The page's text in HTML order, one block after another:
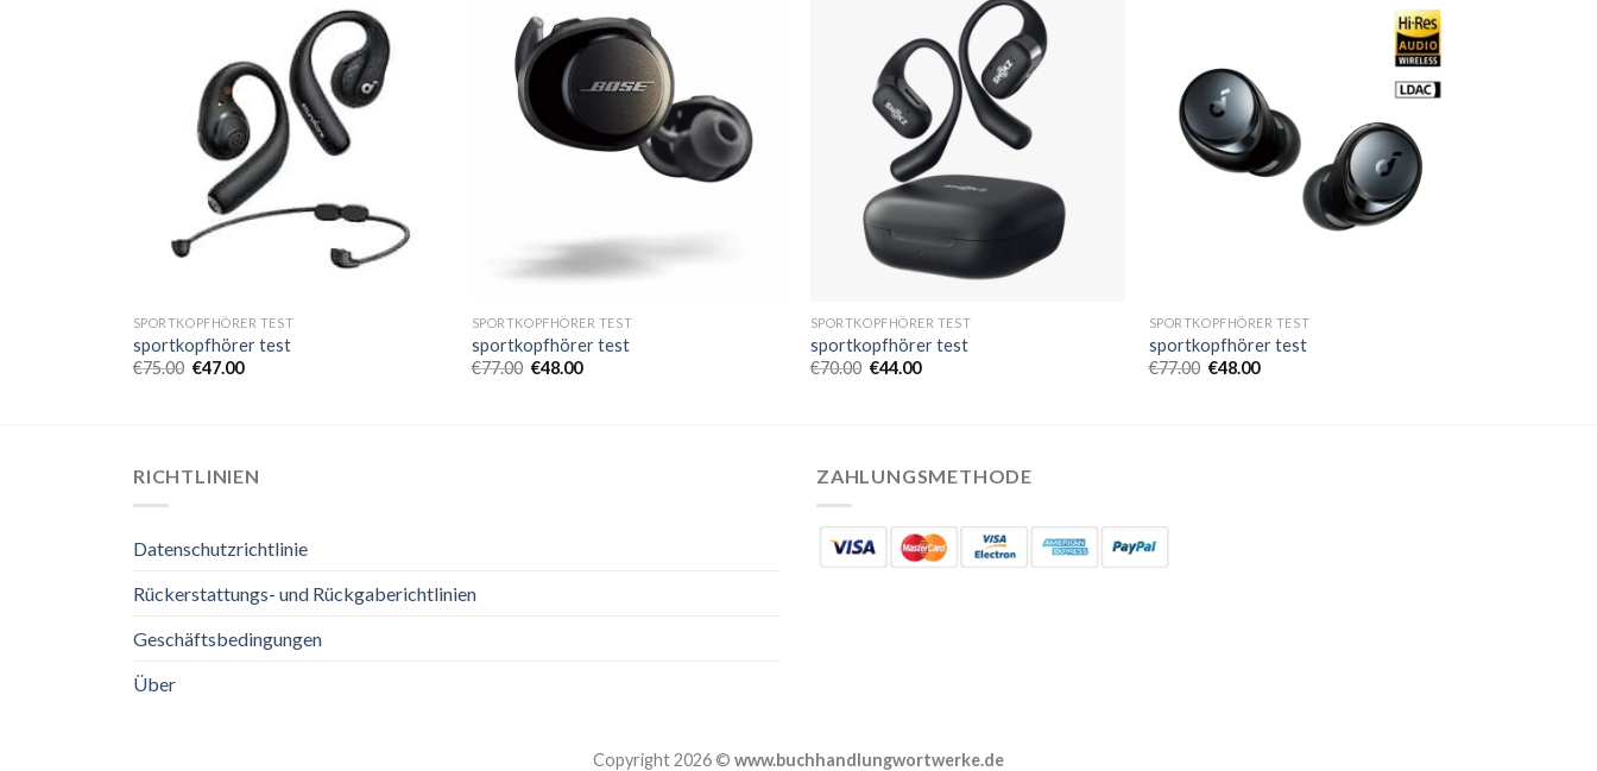
SPORTKOPFHÖRER TEST
sportkopfhörer test
€75.00 €47.00
SPORTKOPFHÖRER TEST
sportkopfhörer test
€77.00 €48.00
SPORTKOPFHÖRER TEST
sportkopfhörer test
€70.00 €44.00
SPORTKOPFHÖRER TEST
sportkopfhörer test
€77.00 €48.00
RICHTLINIEN
Datenschutzrichtlinie
Rückerstattungs- und Rückgaberichtlinien
Geschäftsbedingungen
Über
ZAHLUNGSMETHODE
Copyright 2026 © www.buchhandlungwortwerke.de